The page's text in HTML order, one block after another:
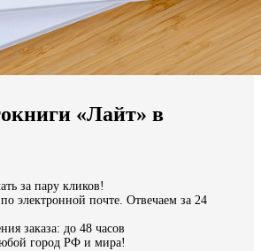
миру
«Лайт» в
за пару кликов!
электронной почте. Отвечаем за 24
заказа: до 48 часов
город РФ и мира!